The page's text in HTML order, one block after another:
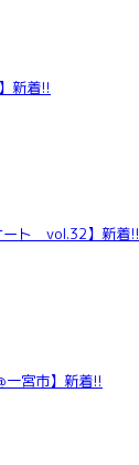
新着!!
ート vol.32】 新着!!
宮市】 新着!!